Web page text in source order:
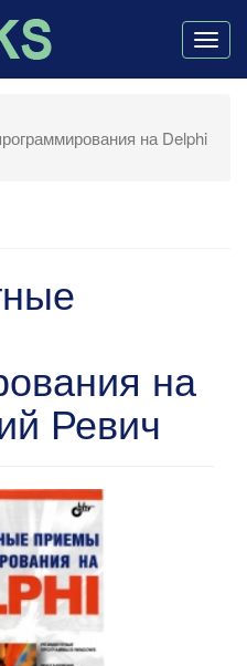
на Delphi
на
Ревич